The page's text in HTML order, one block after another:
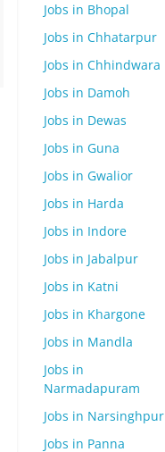
Jobs in Bhopal
Jobs in Chhatarpur
Jobs in Chhindwara
Jobs in Damoh
Jobs in Dewas
Jobs in Guna
Jobs in Gwalior
Jobs in Harda
Jobs in Indore
Jobs in Jabalpur
Jobs in Katni
Jobs in Khargone
Jobs in Mandla
Jobs in
Narmadapuram
Jobs in Narsinghpur
Jobs in Panna